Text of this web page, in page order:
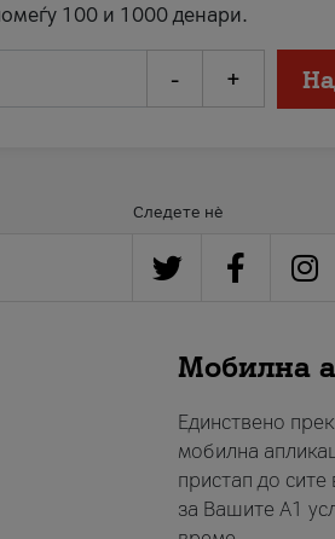
100 и 1000 денари.
- +
Следете нè
Мобилна
Единствено
мобилна
пристап до
за Вашите A1